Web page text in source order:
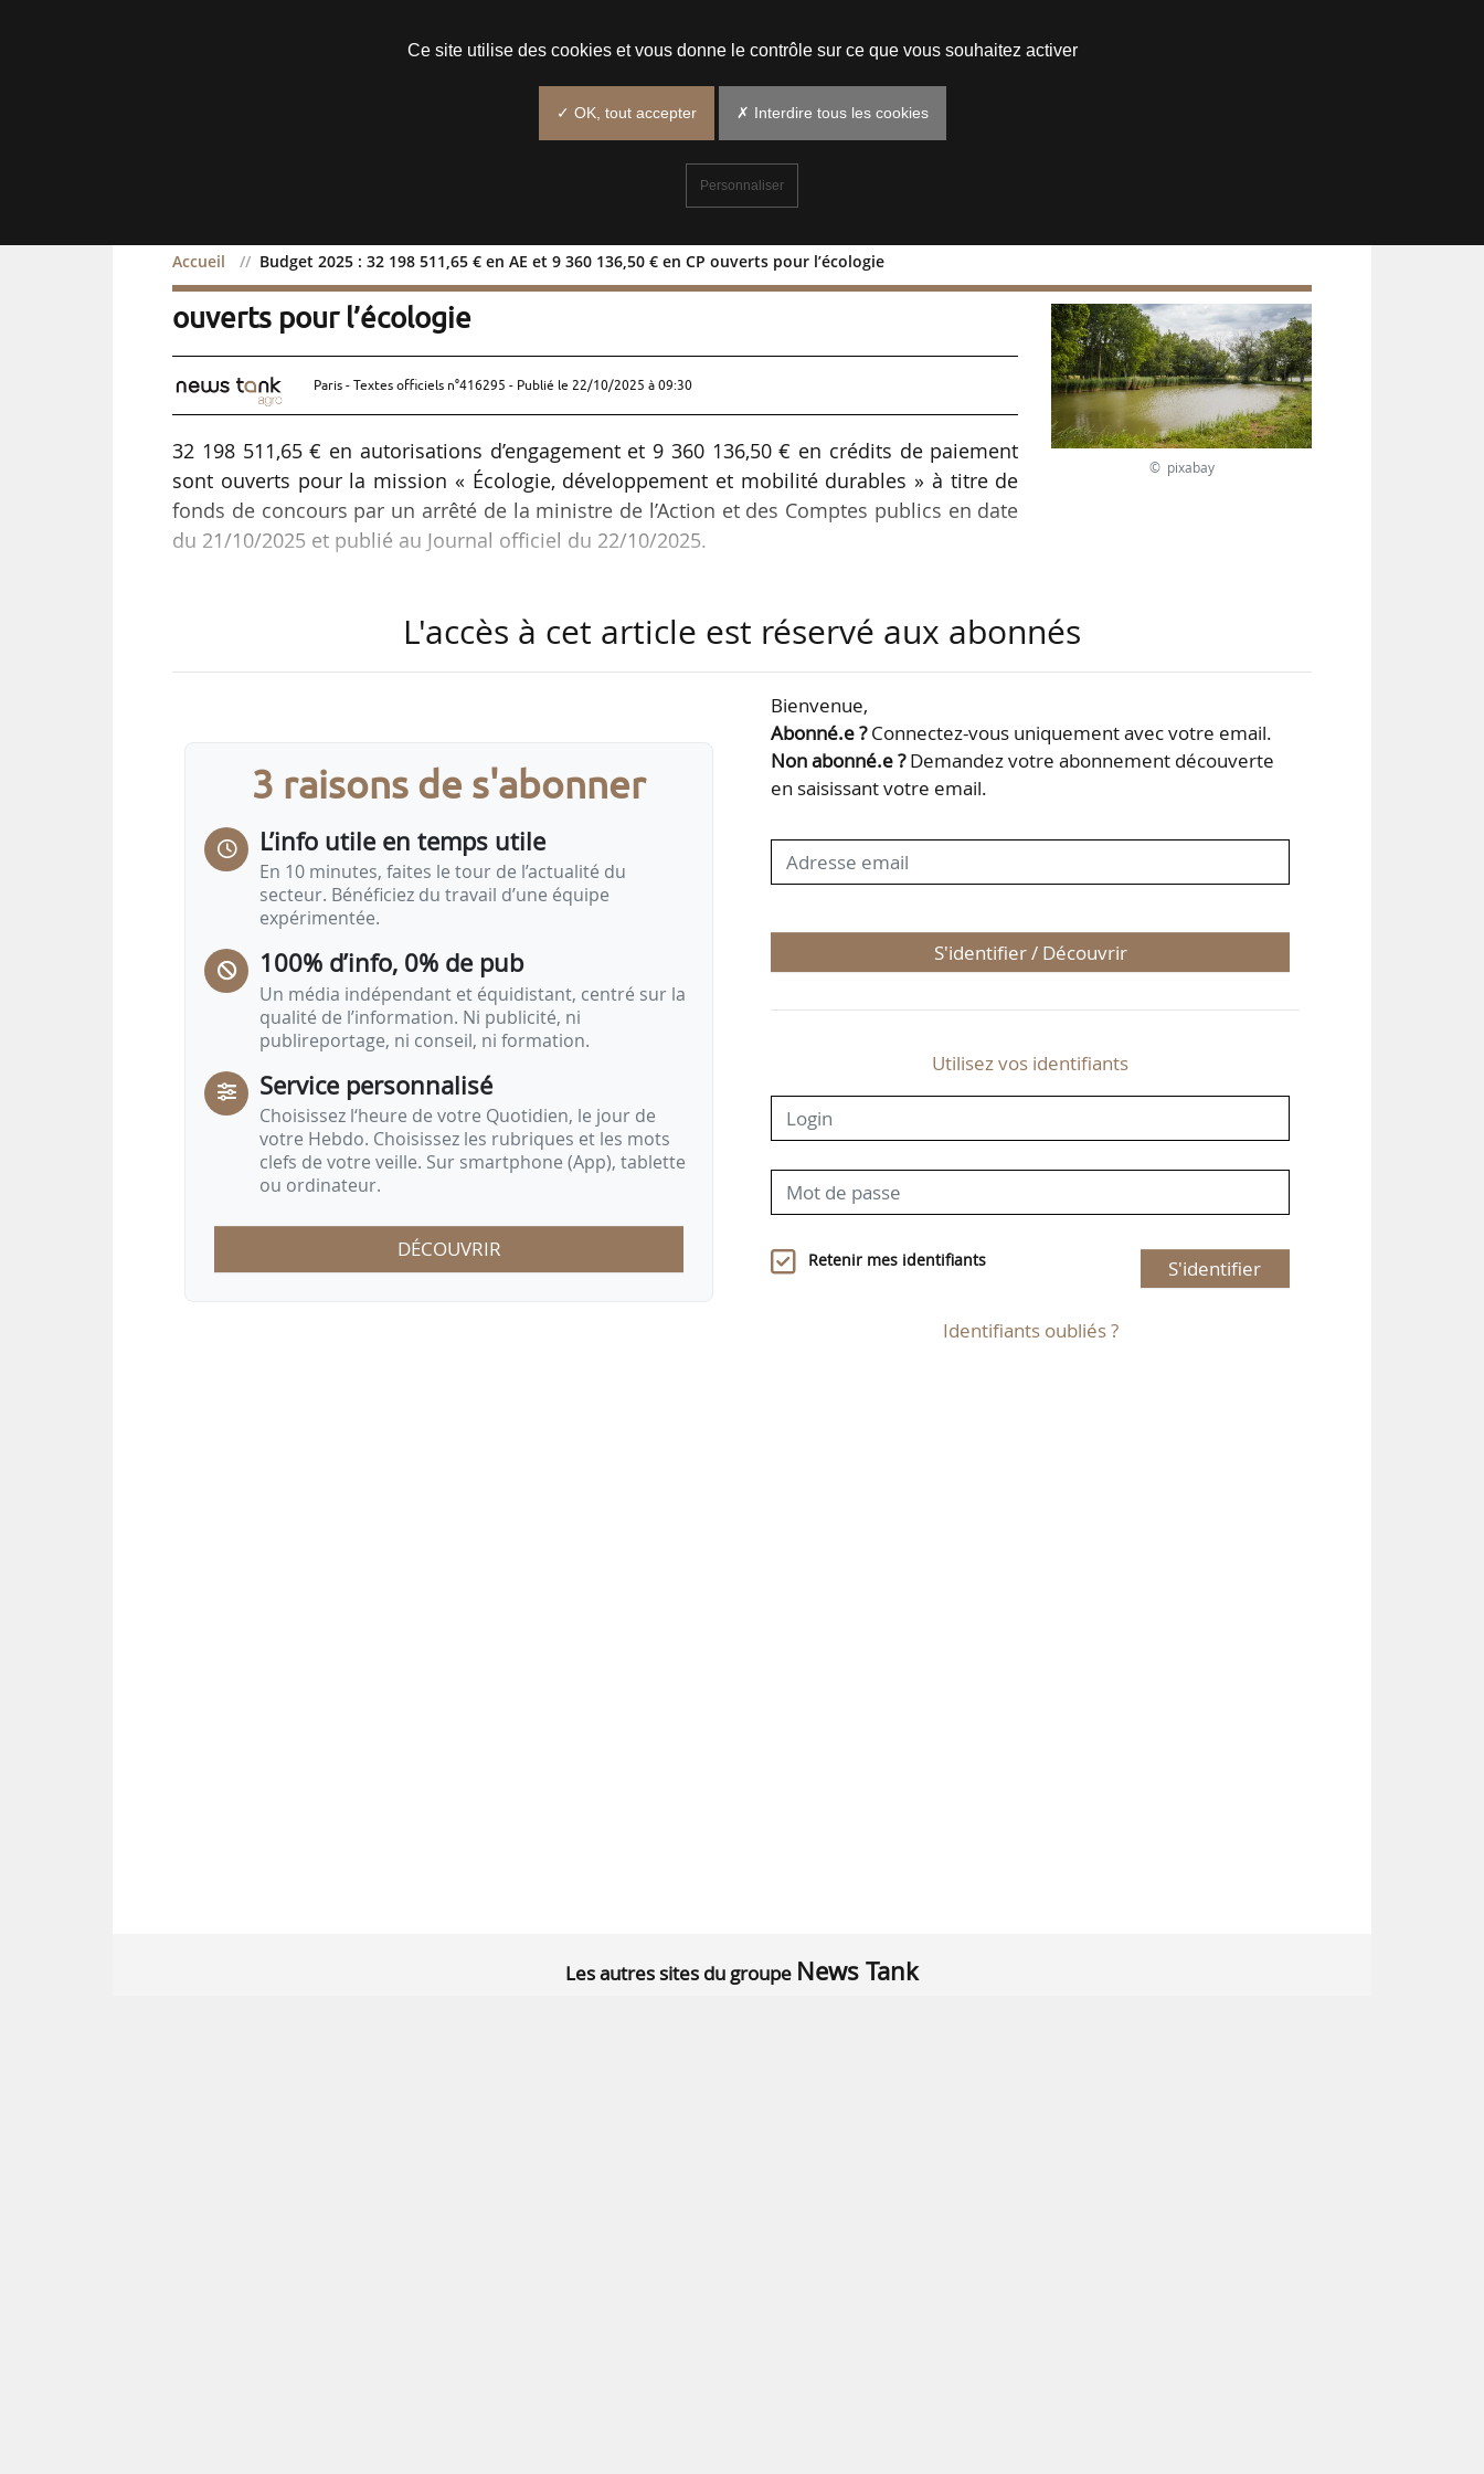
Accueil Budget 2025 : 32 198 511,65 € en AE et 9 360 136,50 € en CP ouverts pour l’écologie
Budget 2025 : 32 198 511,65 € en AE et 9 360 136,50 € en CP
ouverts pour l’écologie
Paris - Textes officiels n°416295 - Publié le 22/10/2025 à 09:30
32 198 511,65 € en autorisations d’engagement et 9 360 136,50 € en crédits de paiement
sont ouverts pour la mission « Écologie, développement et mobilité durables » à titre de
fonds de concours par un arrêté de la ministre de l’Action et des Comptes publics en date
du 21/10/2025 et publié au Journal officiel du 22/10/2025.
• 31 604 000,81 € en AE et 8 765 625,66 € en CP pour le programme 203 « Infrastructures et
• 281 € en AE et en CP pour le programme 235 « Sûreté nucléaire et radioprotection ».
© pixabay
L'accès à cet article est réservé aux abonnés
3 raisons de s'abonner
L’info utile en temps utile
En 10 minutes, faites le tour de l’actualité du
secteur. Bénéficiez du travail d’une équipe
expérimentée.
100% d’info, 0% de pub
Un média indépendant et équidistant, centré sur la
qualité de l’information. Ni publicité, ni
publireportage, ni conseil, ni formation.
Service personnalisé
Choisissez l‘heure de votre Quotidien, le jour de
votre Hebdo. Choisissez les rubriques et les mots
clefs de votre veille. Sur smartphone (App), tablette
ou ordinateur.
DÉCOUVRIR
Bienvenue,
Abonné.e ?Connectez-vous uniquement avec votre email.
Non abonné.e ?Demandez votre abonnement découverte
en saisissant votre email.
S'identifier / Découvrir
Utilisez vos identifiants
Retenir mes identifiants S'identifier
Identifiants oubliés ?
Les autres sites du groupe News Tank
Ce site utilise des cookies et vous donne le contrôle sur ce que vous souhaitez activer
✓ OK, tout accepter ✗ Interdire tous les cookies
Personnaliser